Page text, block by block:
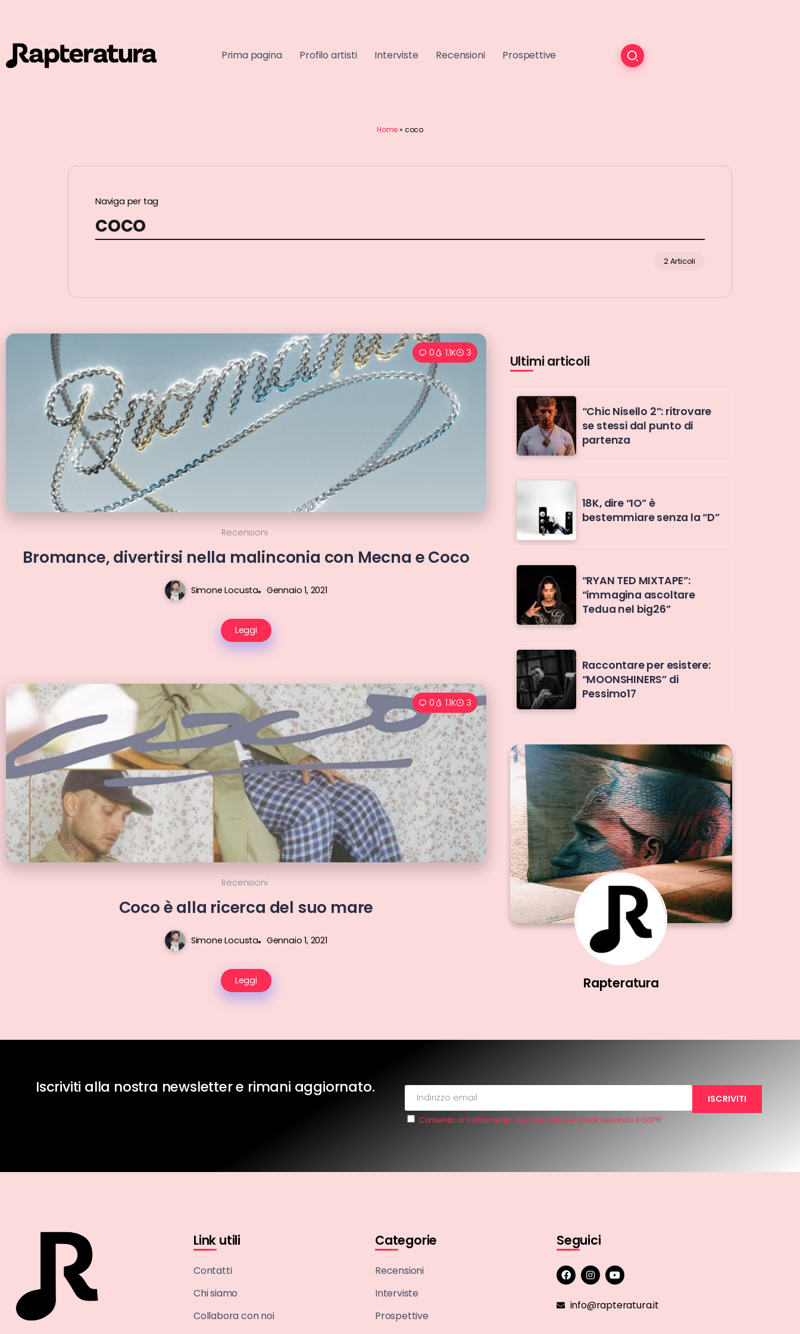
Prima pagina Profilo artisti Interviste Recensioni Prospettive
Home» coco
Naviga per tag
coco
2 Articoli
0 1.1K 3
Recensioni
Bromance, divertirsi nella malinconia con Mecna e Coco
Simone Locusta Gennaio 1, 2021
Leggi
0 1.1K 3
Recensioni
Coco è alla ricerca del suo mare
Simone Locusta Gennaio 1, 2021
Leggi
Ultimi articoli
“Chic Nisello 2”: ritrovare
se stessi dal punto di
partenza
18K, dire “IO” è
bestemmiare senza la “D”
“RYAN TED MIXTAPE”:
“immagina ascoltare
Tedua nel big26”
Raccontare per esistere:
“MOONSHINERS” di
Pessimo17
Rapteratura
Iscriviti alla nostra newsletter e rimani aggiornato.
Consento al trattamento dei miei dati personali secondo il GDPR
Link utili
Contatti
Chi siamo
Collabora con noi
Categorie
Recensioni
Interviste
Prospettive
Seguici
info@rapteratura.it